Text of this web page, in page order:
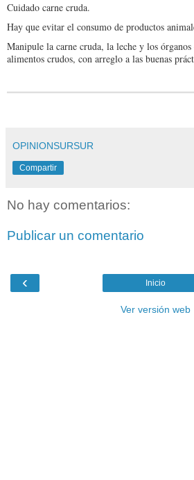
Cuidado carne cruda.
Hay que evitar el consumo de productos
Manipule la carne cruda, la leche y los
alimentos crudos, con arreglo a las buenas
OPINIONSURSUR
Compartir
No hay comentarios:
Publicar un comentario
‹ Inicio
Ver versión web